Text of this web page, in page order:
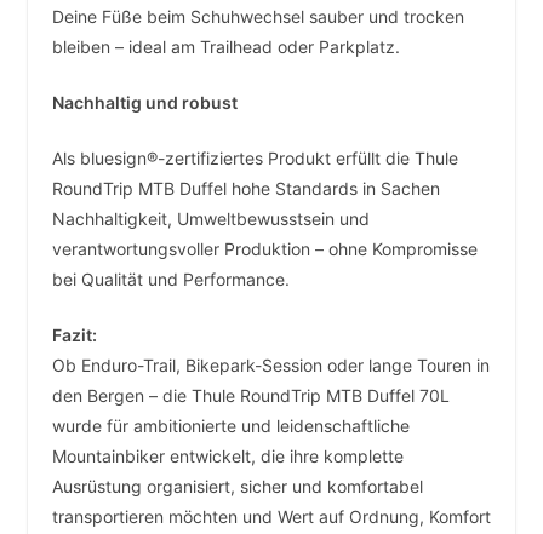
Deine Füße beim Schuhwechsel sauber und trocken
bleiben – ideal am Trailhead oder Parkplatz.
Nachhaltig und robust
Als bluesign®-zertifiziertes Produkt erfüllt die Thule
RoundTrip MTB Duffel hohe Standards in Sachen
Nachhaltigkeit, Umweltbewusstsein und
verantwortungsvoller Produktion – ohne Kompromisse
bei Qualität und Performance.
Fazit:
Ob Enduro-Trail, Bikepark-Session oder lange Touren in
den Bergen – die Thule RoundTrip MTB Duffel 70L
wurde für ambitionierte und leidenschaftliche
Mountainbiker entwickelt, die ihre komplette
Ausrüstung organisiert, sicher und komfortabel
transportieren möchten und Wert auf Ordnung, Komfort